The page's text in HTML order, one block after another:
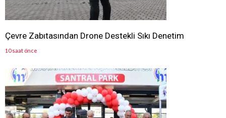
Çevre Zabıtasından Drone Destekli Sıkı Denetim
10 saat önce